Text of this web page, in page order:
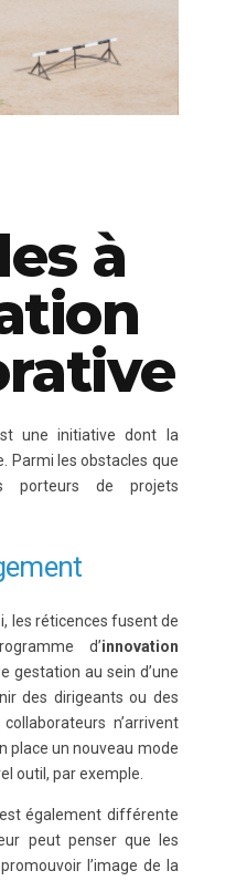
à
une initiative dont la
Parmi les obstacles que
porteurs de projets
les réticences fusent de
d’innovation
gestation au sein d’une
des dirigeants ou des
n’arrivent
place un nouveau mode
outil, par exemple.
est également différente
peut penser que les
l’image de la